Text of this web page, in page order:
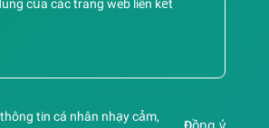
tin cá nhân nhạy cảm,
của các trang web liên kết